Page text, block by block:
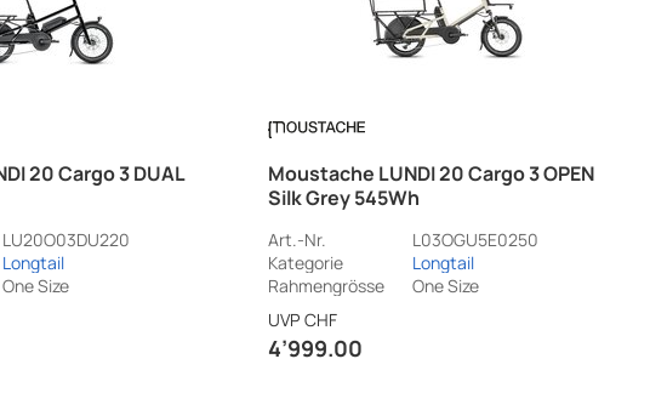
20 Cargo 3 DUAL
LU20O03DU220
Longtail
One Size
Moustache LUNDI 20 Cargo 3 OPEN
Silk Grey 545Wh
Art.-Nr.
L03OGU5E0250
Kategorie
Longtail
Rahmengrösse
One Size
UVP CHF
4’999.00